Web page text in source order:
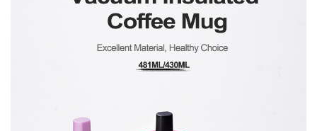
更愉快的饮酒体验之旅，一次一小口。